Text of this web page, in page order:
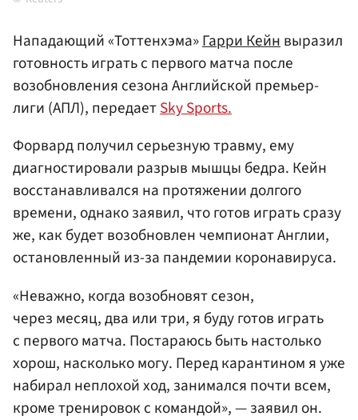
Нападающий «Тоттенхэма»Гарри Кейнвыразил
готовность играть с первого матча после
возобновления сезона Английской премьер-
лиги (АПЛ), передаетSky Sports.
Форвард получил серьезную травму, ему
диагностировали разрыв мышцы бедра. Кейн
восстанавливался на протяжении долгого
времени, однако заявил, что готов играть сразу
же, как будет возобновлен чемпионат Англии,
остановленный из-за пандемии коронавируса.
«Неважно, когда возобновят сезон,
через месяц, два или три, я буду готов играть
с первого матча. Постараюсь быть настолько
хорош, насколько могу. Перед карантином я уже
набирал неплохой ход, занимался почти всем,
кроме тренировок с командой», — заявил он.